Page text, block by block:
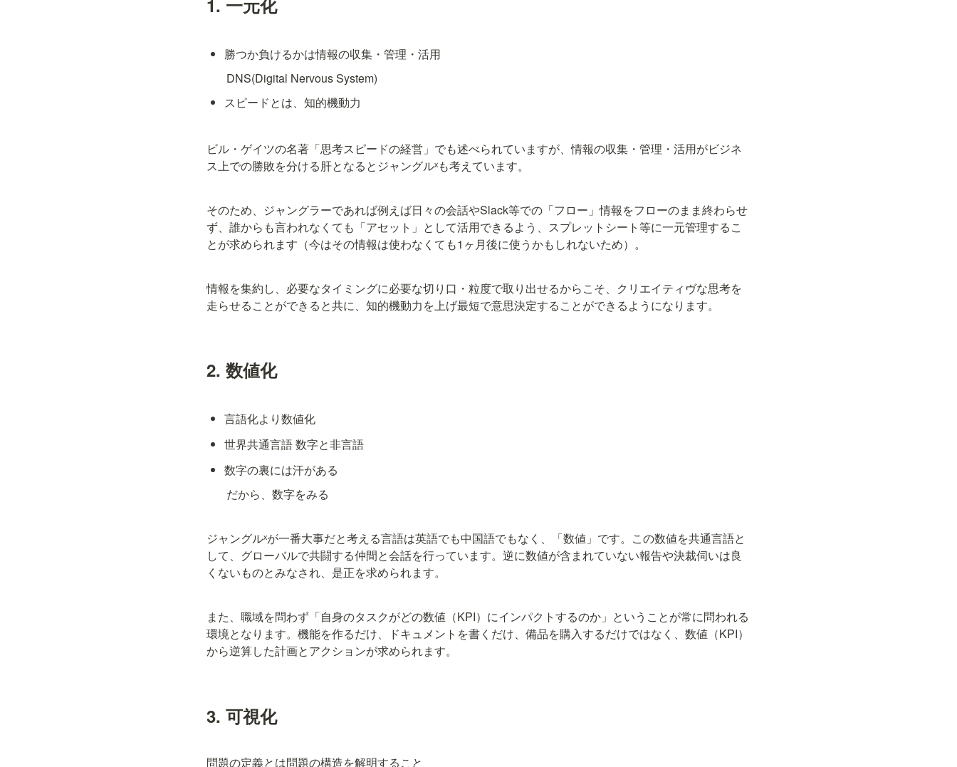
勝つか負けるかは情報の収集・管理・活用
       DNS(Digital Nervous System)
スピードとは、知的機動力
ビル・ゲイツの名著「思考スピードの経営」でも述べられていますが、情報の収集・管理・活用がビジネ
ス上での勝敗を分ける肝となるとジャングルˣも考えています。
そのため、ジャングラーであれば例えば日々の会話やSlack等での「フロー」情報をフローのまま終わらせ
ず、誰からも言われなくても「アセット」として活用できるよう、スプレットシート等に一元管理するこ
とが求められます（今はその情報は使わなくても1ヶ月後に使うかもしれないため）。
情報を集約し、必要なタイミングに必要な切り口・粒度で取り出せるからこそ、クリエイティヴな思考を
走らせることができると共に、知的機動力を上げ最短で意思決定することができるようになります。
2. 数値化
言語化より数値化
世界共通言語 数字と非言語
数字の裏には汗がある
       だから、数字をみる
ジャングルˣが一番大事だと考える言語は英語でも中国語でもなく、「数値」です。この数値を共通言語と
して、グローバルで共闘する仲間と会話を行っています。逆に数値が含まれていない報告や決裁伺いは良
くないものとみなされ、是正を求められます。
また、職域を問わず「自身のタスクがどの数値（KPI）にインパクトするのか」ということが常に問われる
環境となります。機能を作るだけ、ドキュメントを書くだけ、備品を購入するだけではなく、数値（KPI）
から逆算した計画とアクションが求められます。
3. 可視化
問題の定義とは問題の構造を解明すること